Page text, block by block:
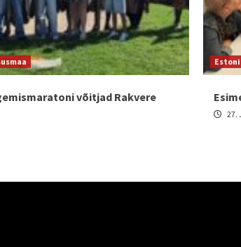
võitjad Rakvere
27.